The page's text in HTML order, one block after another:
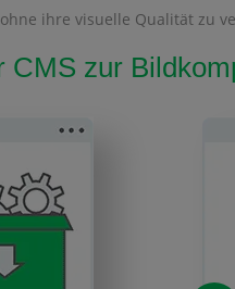
ihre visuelle Qualität zu
CMS zur